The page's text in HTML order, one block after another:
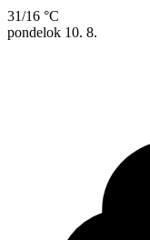
31/16 °C
pondelok 10. 8.